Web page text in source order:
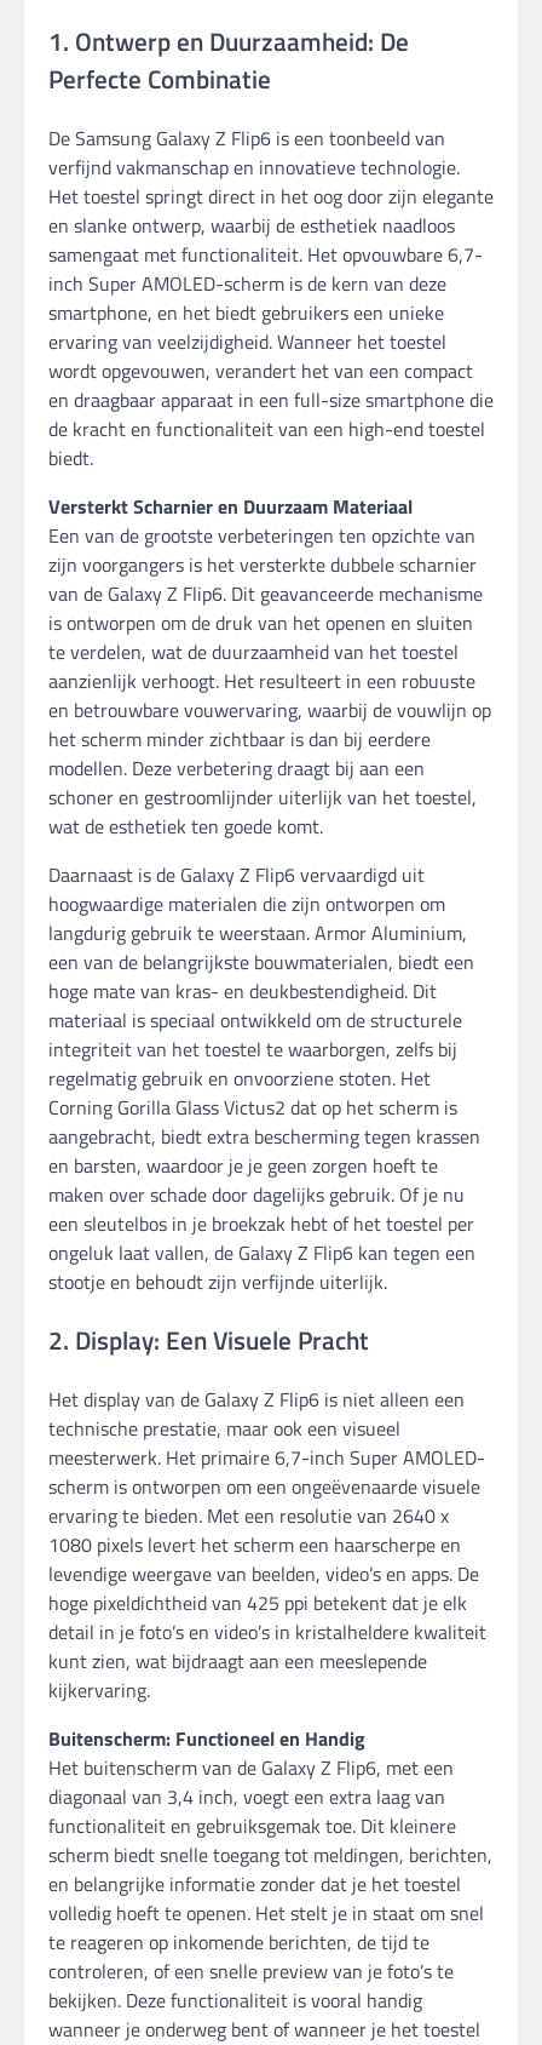
1. Ontwerp en Duurzaamheid: De
Perfecte Combinatie
De Samsung Galaxy Z Flip6 is een toonbeeld van
verfijnd vakmanschap en innovatieve technologie.
Het toestel springt direct in het oog door zijn elegante
en slanke ontwerp, waarbij de esthetiek naadloos
samengaat met functionaliteit. Het opvouwbare 6,7-
inch Super AMOLED-scherm is de kern van deze
smartphone, en het biedt gebruikers een unieke
ervaring van veelzijdigheid. Wanneer het toestel
wordt opgevouwen, verandert het van een compact
en draagbaar apparaat in een full-size smartphone die
de kracht en functionaliteit van een high-end toestel
biedt.
Versterkt Scharnier en Duurzaam Materiaal
Een van de grootste verbeteringen ten opzichte van
zijn voorgangers is het versterkte dubbele scharnier
van de Galaxy Z Flip6. Dit geavanceerde mechanisme
is ontworpen om de druk van het openen en sluiten
te verdelen, wat de duurzaamheid van het toestel
aanzienlijk verhoogt. Het resulteert in een robuuste
en betrouwbare vouwervaring, waarbij de vouwlijn op
het scherm minder zichtbaar is dan bij eerdere
modellen. Deze verbetering draagt bij aan een
schoner en gestroomlijnder uiterlijk van het toestel,
wat de esthetiek ten goede komt.
Daarnaast is de Galaxy Z Flip6 vervaardigd uit
hoogwaardige materialen die zijn ontworpen om
langdurig gebruik te weerstaan. Armor Aluminium,
een van de belangrijkste bouwmaterialen, biedt een
hoge mate van kras- en deukbestendigheid. Dit
materiaal is speciaal ontwikkeld om de structurele
integriteit van het toestel te waarborgen, zelfs bij
regelmatig gebruik en onvoorziene stoten. Het
Corning Gorilla Glass Victus2 dat op het scherm is
aangebracht, biedt extra bescherming tegen krassen
en barsten, waardoor je je geen zorgen hoeft te
maken over schade door dagelijks gebruik. Of je nu
een sleutelbos in je broekzak hebt of het toestel per
ongeluk laat vallen, de Galaxy Z Flip6 kan tegen een
stootje en behoudt zijn verfijnde uiterlijk.
2. Display: Een Visuele Pracht
Het display van de Galaxy Z Flip6 is niet alleen een
technische prestatie, maar ook een visueel
meesterwerk. Het primaire 6,7-inch Super AMOLED-
scherm is ontworpen om een ongeëvenaarde visuele
ervaring te bieden. Met een resolutie van 2640 x
1080 pixels levert het scherm een haarscherpe en
levendige weergave van beelden, video’s en apps. De
hoge pixeldichtheid van 425 ppi betekent dat je elk
detail in je foto’s en video’s in kristalheldere kwaliteit
kunt zien, wat bijdraagt aan een meeslepende
kijkervaring.
Buitenscherm: Functioneel en Handig
Het buitenscherm van de Galaxy Z Flip6, met een
diagonaal van 3,4 inch, voegt een extra laag van
functionaliteit en gebruiksgemak toe. Dit kleinere
scherm biedt snelle toegang tot meldingen, berichten,
en belangrijke informatie zonder dat je het toestel
volledig hoeft te openen. Het stelt je in staat om snel
te reageren op inkomende berichten, de tijd te
controleren, of een snelle preview van je foto’s te
bekijken. Deze functionaliteit is vooral handig
wanneer je onderweg bent of wanneer je het toestel